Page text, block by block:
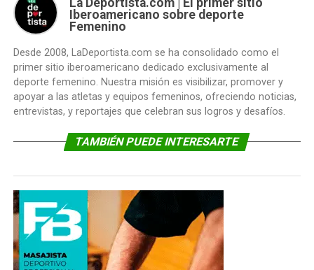
La Deportista.com | El primer sitio
Iberoamericano sobre deporte
Femenino
Desde 2008, LaDeportista.com se ha consolidado como el
primer sitio iberoamericano dedicado exclusivamente al
deporte femenino. Nuestra misión es visibilizar, promover y
apoyar a las atletas y equipos femeninos, ofreciendo noticias,
entrevistas, y reportajes que celebran sus logros y desafíos.
TAMBIÉN PUEDE INTERESARTE